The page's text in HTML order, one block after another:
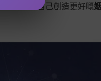
佈局，為自己創造更好嘅